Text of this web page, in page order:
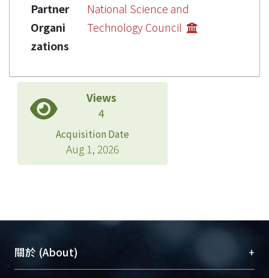
Partner
Organi
zations
National Science and
Technology Council
Views
4
Acquisition Date
Aug 1, 2026
關於 (About) +